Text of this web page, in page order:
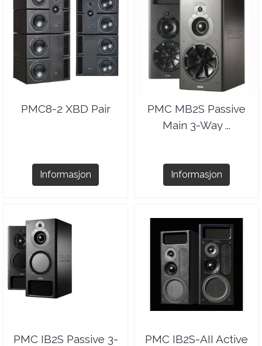
PMC8-2 XBD Pair
Informasjon
PMC MB2S Passive
Main 3-Way ...
Informasjon
PMC IB2S Passive 3-
PMC IB2S-AII Active